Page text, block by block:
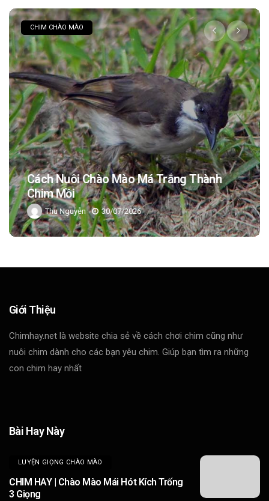
CHIM CHÀO MÀO
Cách Nuôi Chào Mào Má Trắng Thành
Chim Mồi
Thu Nguyễn 30/07/2026
Giới Thiệu
Chimhay.net là website chia sẻ về cách chơi chim cũng như
nuôi chim dành cho các bạn yêu chim. Giúp bạn tìm ra những
con chim hay nhất
Bài Hay Này
LUYỆN GIỌNG CHÀO MÀO
CHIM HAY | Chào Mào Mái Hót Kích Trống
3 Giọng